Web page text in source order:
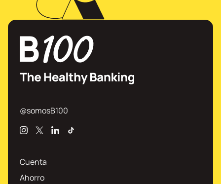
@somosB100
InstagramLinkedin
Cuenta
Ahorro